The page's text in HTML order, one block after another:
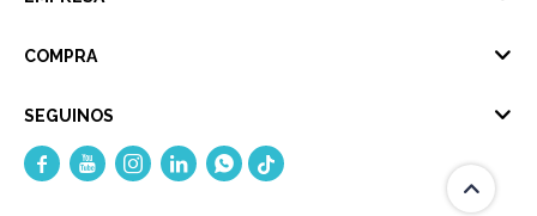
COMPRA
SEGUINOS
    